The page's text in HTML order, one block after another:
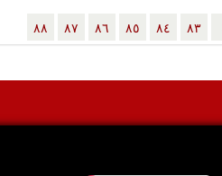
٨٣ ٨٤ ٨٥ ٨٦ ٨٧ ٨٨